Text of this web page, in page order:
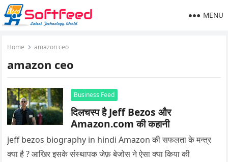
MENU
Home amazon ceo
amazon ceo
Business Feed
दिलचस्प है Jeff Bezos और
Amazon.com की कहानी
jeff bezos biography in hindi Amazon की सफलता के मन्त्र
क्या है ? आखिर इसके संस्थापक जेफ़ बेजोस ने ऐसा क्या किया की